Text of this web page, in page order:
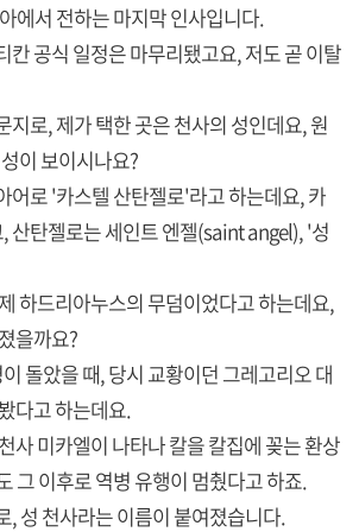
에서 전하는 마지막 인사입니다.
칸 공식 일정은 마무리됐고요, 저도 곧 이탈
지로, 제가 택한 곳은 천사의 성인데요, 원
이 보이시나요?
어로 '카스텔 산탄젤로'라고 하는데요, 카
산탄젤로는 세인트 엔젤(saint angel), '성
하드리아누스의 무덤이었다고 하는데요,
을까요?
돌았을 때, 당시 교황이던 그레고리오 대
다고 하는데요.
사 미카엘이 나타나 칼을 칼집에 꽂는 환상
그 이후로 역병 유행이 멈췄다고 하죠.
, 성 천사라는 이름이 붙여졌습니다.